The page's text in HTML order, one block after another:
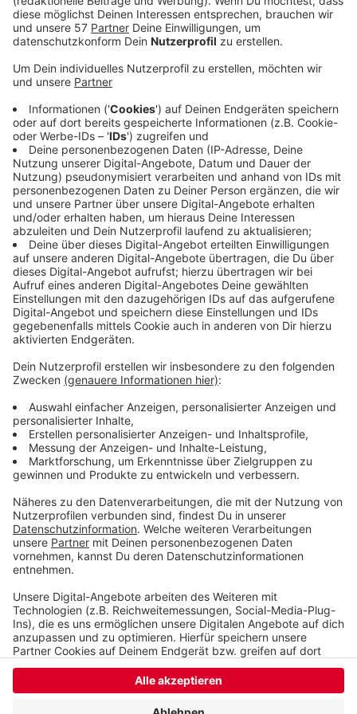
Vollsperrung der A46 zwischen Haan-Ost und
Haan-West zu Ende gegangen. Und das auch nur in
Düsseldorf, wo der Unfall war, liefen heute Morgen
sagte uns, dass sie auf eine baldige Freigabe
hofft. Auf der Autobahn ist gestern gegen 14 Uhr
ein Elektro-LKW mit Gefahrgut umgekippt. Im
Bereich der Hochvoltbatterie fing er dann an zu
brennen. Die Feuerwehr musste stundenlang mit
Wasser kühlen. Der LKW hatte Fässer mit leicht
brennbaren und gesundheitsgefährdenden Stoffen
geladen - die blieben zum Glück unbeschädigt. Viele
Menschen standen stundenlang auf der A46 im
Stau, bevor sie rückwärts zur nächsten Ausfahrt
geführt wurden. Das Rote Kreuz war im Einsatz,
um sie zu versorgen.
©Tim Oelbermann
Anzeige
Anzeige